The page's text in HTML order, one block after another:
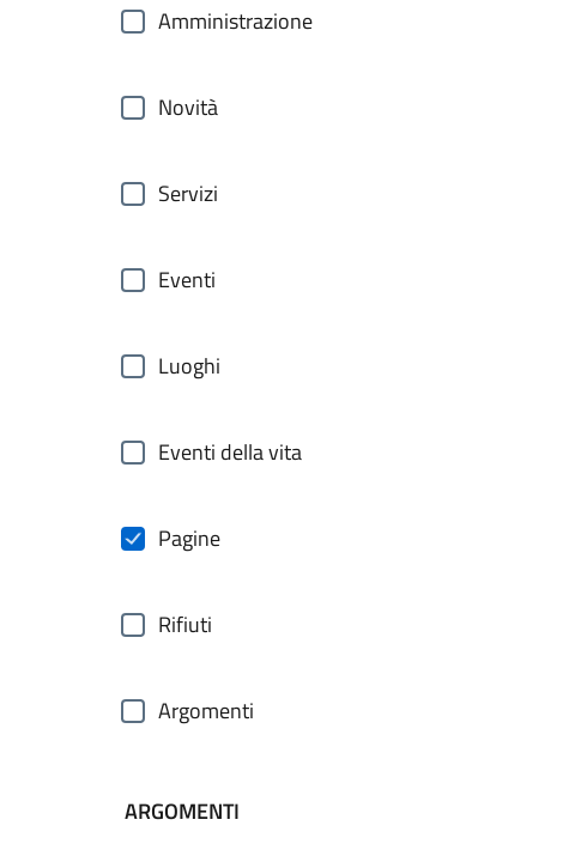
Amministrazione
Novità
Servizi
Eventi
Luoghi
Eventi della vita
Pagine
Rifiuti
Argomenti
ARGOMENTI